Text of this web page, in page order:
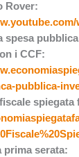
Rover:
spesa
i CCF:
pubblica-
spiegata
prima serata: